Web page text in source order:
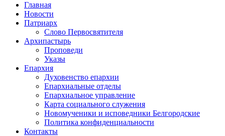
Главная
Новости
Патриарх
Слово Первосвятителя
Архипастырь
Проповеди
Указы
Епархия
Духовенство епархии
Епархиальные отделы
Епархиальное управление
Карта социального служения
Новомученики и исповедники Белгородские
Политика конфиденциальности
Контакты